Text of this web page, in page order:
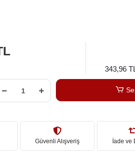
343,96
Güvenli Alışveriş İade ve